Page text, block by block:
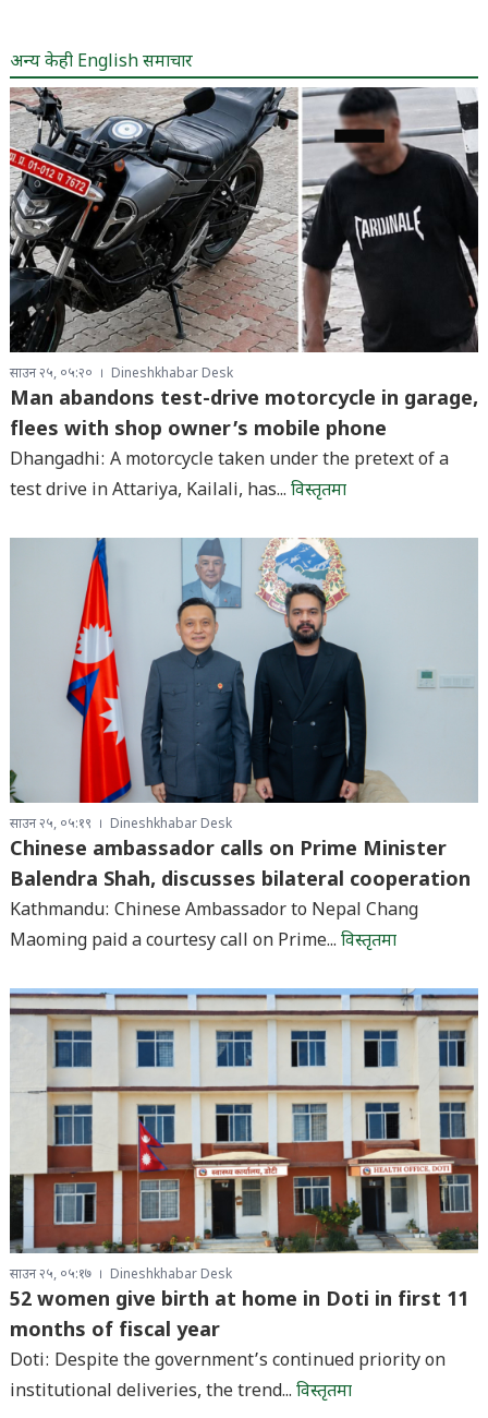
अन्य केही English समाचार
साउन २५, ०५:२० Dineshkhabar Desk
Man abandons test-drive motorcycle in garage,
flees with shop owner’s mobile phone
Dhangadhi: A motorcycle taken under the pretext of a
test drive in Attariya, Kailali, has... विस्तृतमा
साउन २५, ०५:१९ Dineshkhabar Desk
Chinese ambassador calls on Prime Minister
Balendra Shah, discusses bilateral cooperation
Kathmandu: Chinese Ambassador to Nepal Chang
Maoming paid a courtesy call on Prime... विस्तृतमा
साउन २५, ०५:१७ Dineshkhabar Desk
52 women give birth at home in Doti in first 11
months of fiscal year
Doti: Despite the government’s continued priority on
institutional deliveries, the trend... विस्तृतमा